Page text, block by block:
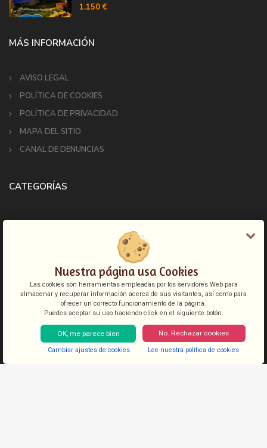
1.150 €
MÁS INFORMACIÓN
AVISO LEGAL
POLÍTICA DE COOKIES
POLÍTICA DE PRIVACIDAD
MAPA DEL SITIO
CANAL DE DENUNCIAS
CATEGORÍAS
MUNICIPIOS
Las Palmas de Gran Canaria
Nuestra página usa Cookies
Las cookies son herramientas empleadas por los servidores Web para
almacenar y recuperar información acerca de sus visitantes, así como para
ofrecer un correcto funcionamiento de la página.
Puedes aceptar su uso haciendo click en el siguiente botón.
OK, me parece bien No. Rechazar cookies
Cambiar ajustes de cookies Lee nuestra política de cookies